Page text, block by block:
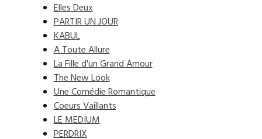
Elles Deux
PARTIR UN JOUR
KABUL
A Toute Allure
La Fille d'un Grand Amour
The New Look
Une Comédie Romantique
Coeurs Vaillants
LE MEDIUM
PERDRIX